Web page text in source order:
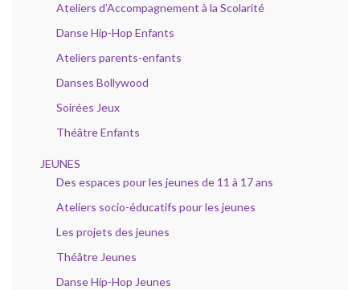
Ateliers d’Accompagnement à la Scolarité
Danse Hip-Hop Enfants
Ateliers parents-enfants
Danses Bollywood
Soirées Jeux
Théâtre Enfants
JEUNES
Des espaces pour les jeunes de 11 à 17 ans
Ateliers socio-éducatifs pour les jeunes
Les projets des jeunes
Théâtre Jeunes
Danse Hip-Hop Jeunes